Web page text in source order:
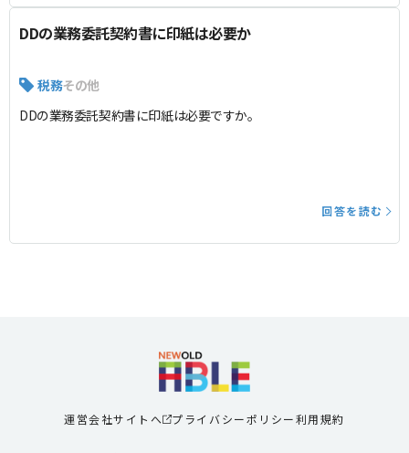
DDの業務委託契約書に印紙は必要か
税務その他
DDの業務委託契約書に印紙は必要ですか。
回答を読む
運営会社サイトへ プライバシーポリシー利用規約